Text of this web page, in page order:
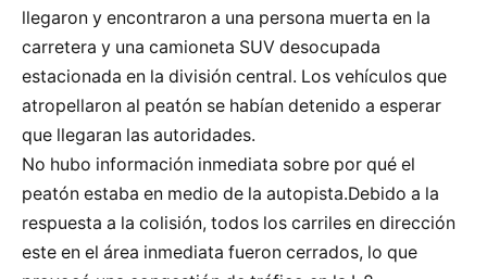
llegaron y encontraron a una persona muerta en la
carretera y una camioneta SUV desocupada
estacionada en la división central. Los vehículos que
atropellaron al peatón se habían detenido a esperar
que llegaran las autoridades.
No hubo información inmediata sobre por qué el
peatón estaba en medio de la autopista.Debido a la
respuesta a la colisión, todos los carriles en dirección
este en el área inmediata fueron cerrados, lo que